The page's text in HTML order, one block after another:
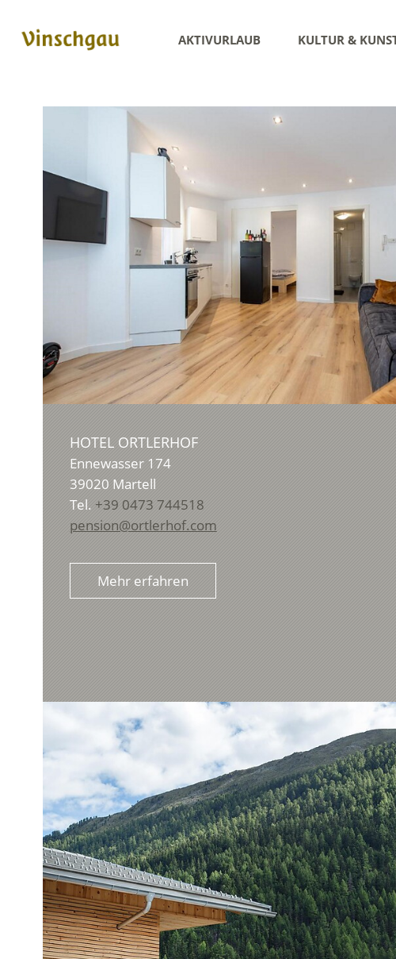
AKTIVURLAUB KULTUR &
HOTEL ORTLERHOF
Ennewasser 174
39020 Martell
Tel. +39 0473 744518
pension@ortlerhof.com
Mehr erfahren